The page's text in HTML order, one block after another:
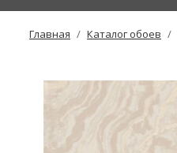
Главная Каталог обоев